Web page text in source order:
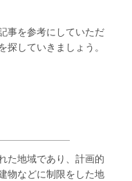
事を参考にしていただ
探していきましょう。
た地域であり、計画的
物などに制限をした地